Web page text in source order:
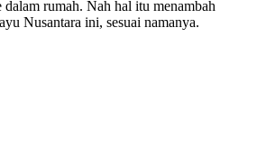
rumah. Nah hal itu menambah
Nusantara ini, sesuai namanya.